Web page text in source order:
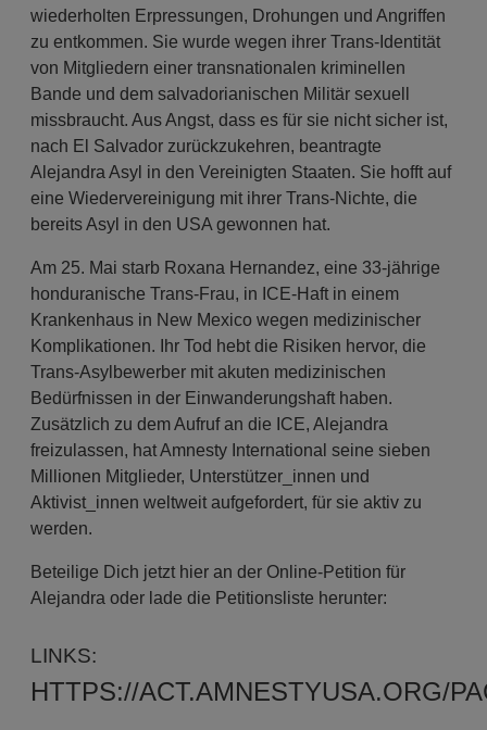
wiederholten Erpressungen, Drohungen und Angriffen
zu entkommen. Sie wurde wegen ihrer Trans-Identität
von Mitgliedern einer transnationalen kriminellen
Bande und dem salvadorianischen Militär sexuell
missbraucht. Aus Angst, dass es für sie nicht sicher ist,
nach El Salvador zurückzukehren, beantragte
Alejandra Asyl in den Vereinigten Staaten. Sie hofft auf
eine Wiedervereinigung mit ihrer Trans-Nichte, die
bereits Asyl in den USA gewonnen hat.
Am 25. Mai starb Roxana Hernandez, eine 33-jährige
honduranische Trans-Frau, in ICE-Haft in einem
Krankenhaus in New Mexico wegen medizinischer
Komplikationen. Ihr Tod hebt die Risiken hervor, die
Trans-Asylbewerber mit akuten medizinischen
Bedürfnissen in der Einwanderungshaft haben.
Zusätzlich zu dem Aufruf an die ICE, Alejandra
freizulassen, hat Amnesty International seine sieben
Millionen Mitglieder, Unterstützer_innen und
Aktivist_innen weltweit aufgefordert, für sie aktiv zu
werden.
Beteilige Dich jetzt hier an der Online-Petition für
Alejandra oder lade die Petitionsliste herunter:
LINKS:
HTTPS://ACT.AMNESTYUSA.ORG/